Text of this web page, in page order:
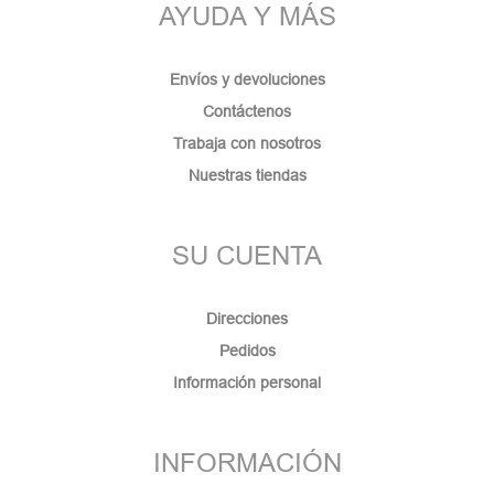
AYUDA Y MÁS
Envíos y devoluciones
Contáctenos
Trabaja con nosotros
Nuestras tiendas
SU CUENTA
Direcciones
Pedidos
Información personal
INFORMACIÓN